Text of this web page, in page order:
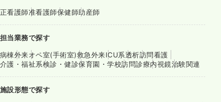
正看護師准看護師保健師助産師
担当業務で探す
病棟外来オペ室(手術室)救急外来ICU系透析訪問看護
介護・福祉系検診・健診保育園・学校訪問診療内視鏡治験関連
施設形態で探す